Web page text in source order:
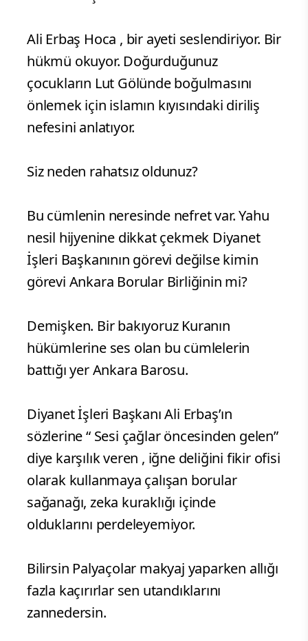
Ali Erbaş Hoca , bir ayeti seslendiriyor. Bir
hükmü okuyor. Doğurduğunuz
çocukların Lut Gölünde boğulmasını
önlemek için islamın kıyısındaki diriliş
nefesini anlatıyor.
Siz neden rahatsız oldunuz?
Bu cümlenin neresinde nefret var. Yahu
nesil hijyenine dikkat çekmek Diyanet
İşleri Başkanının görevi değilse kimin
görevi Ankara Borular Birliğinin mi?
Demişken. Bir bakıyoruz Kuranın
hükümlerine ses olan bu cümlelerin
battığı yer Ankara Barosu.
Diyanet İşleri Başkanı Ali Erbaş’ın
sözlerine “ Sesi çağlar öncesinden gelen”
diye karşılık veren , iğne deliğini fikir ofisi
olarak kullanmaya çalışan borular
sağanağı, zeka kuraklığı içinde
olduklarını perdeleyemiyor.
Bilirsin Palyaçolar makyaj yaparken allığı
fazla kaçırırlar sen utandıklarını
zannedersin.